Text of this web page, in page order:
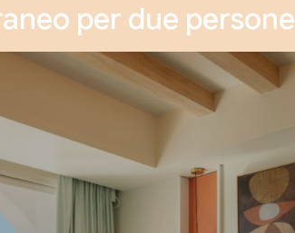
per due persone